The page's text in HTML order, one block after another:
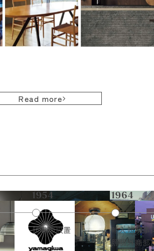
Read more
照明部設置
輸入照明事
照明外商部